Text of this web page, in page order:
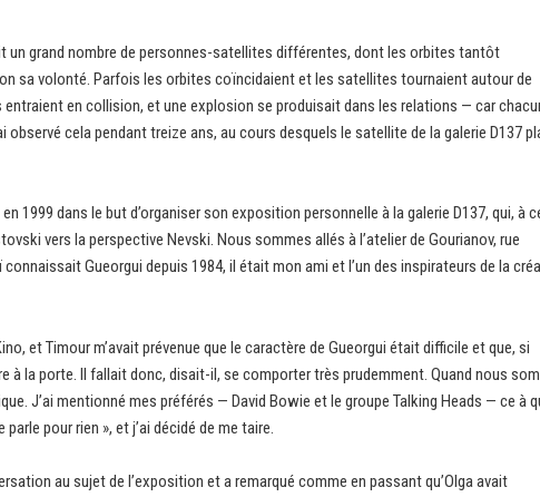
un grand nombre de personnes-satellites différentes, dont les orbites tantôt
sa volonté. Parfois les orbites coïncidaient et les satellites tournaient autour de
en collision, et une explosion se produisait dans les relations — car
cela pendant treize ans, au cours desquels le satellite de la galerie D137
1999 dans le but d’organiser son exposition personnelle à la galerie D137, qui, à
vers la perspective Nevski. Nous sommes allés à l’atelier de Gourianov, rue
Gueorgui depuis 1984, il était mon ami et l’un des inspirateurs de la
et Timour m’avait prévenue que le caractère de Gueorgui était difficile et que, si
la porte. Il fallait donc, disait-il, se comporter très prudemment. Quand nous
J’ai mentionné mes préférés — David Bowie et le groupe Talking Heads — ce à
pour rien », et j’ai décidé de me taire.
au sujet de l’exposition et a remarqué comme en passant qu’Olga avait